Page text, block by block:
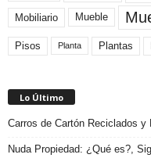
Mobiliario Mueble
Pisos Planta Plantas
Lo Último
Carros de Cartón Reciclados
Nuda Propiedad: ¿Qué es?,